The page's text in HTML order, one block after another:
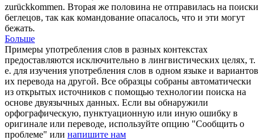
zurückkommen. Вторая же половина не отправилась на поиски
беглецов, так как командование опасалось, что и эти могут
бежать.
Больше
Примеры употребления слов в разных контекстах
предоставляются исключительно в лингвистических целях, т.
е. для изучения употребления слов в одном языке и вариантов
их перевода на другой. Все образцы собраны автоматически
из открытых источников с помощью технологии поиска на
основе двуязычных данных. Если вы обнаружили
орфографическую, пунктуационную или иную ошибку в
оригинале или переводе, используйте опцию "Сообщить о
проблеме" или напишите нам